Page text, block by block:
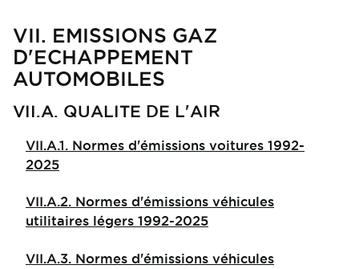
VII. EMISSIONS GAZ
D'ECHAPPEMENT
AUTOMOBILES
VII.A. QUALITE DE L'AIR
VII.A.1. Normes d'émissions voitures 1992-
2025
VII.A.2. Normes d'émissions véhicules
utilitaires légers 1992-2025
VII.A.3. Normes d'émissions véhicules